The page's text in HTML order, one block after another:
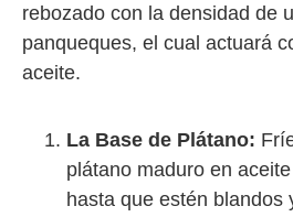
rebozado con la densidad de
panqueques, el cual actuará
aceite.
La Base de Plátano:
plátano maduro en
hasta que estén blandos